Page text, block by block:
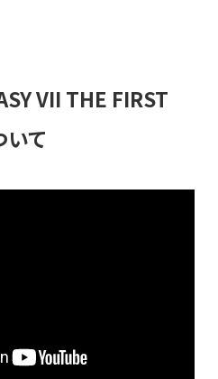
VII THE FIRST
いて